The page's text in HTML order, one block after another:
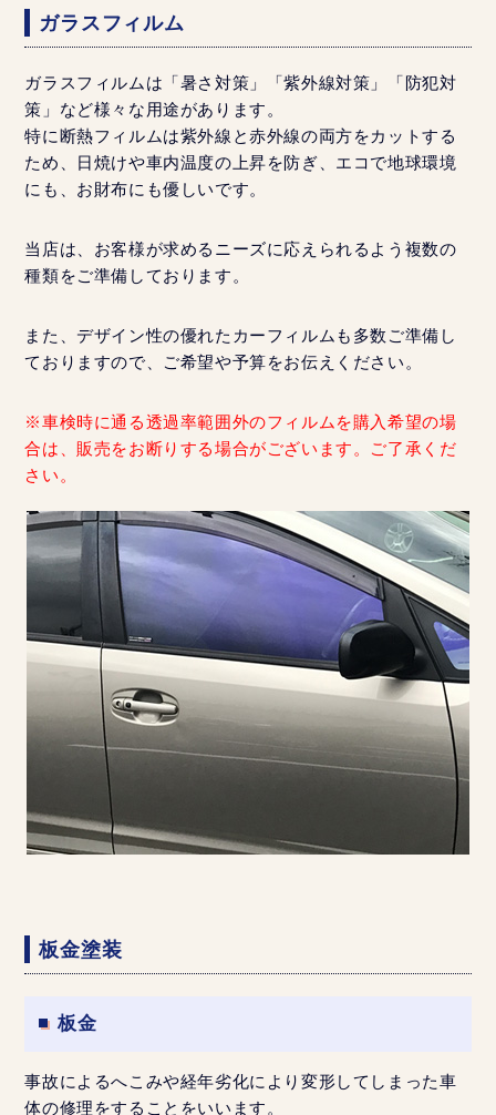
ガラスフィルム
ガラスフィルムは「暑さ対策」「紫外線対策」「防犯対
策」など様々な用途があります。
特に断熱フィルムは紫外線と赤外線の両方をカットする
ため、日焼けや車内温度の上昇を防ぎ、エコで地球環境
にも、お財布にも優しいです。
当店は、お客様が求めるニーズに応えられるよう複数の
種類をご準備しております。
また、デザイン性の優れたカーフィルムも多数ご準備し
ておりますので、ご希望や予算をお伝えください。
※車検時に通る透過率範囲外のフィルムを購入希望の場
合は、販売をお断りする場合がございます。ご了承くだ
さい。
板金塗装
板金
事故によるへこみや経年劣化により変形してしまった車
体の修理をすることをいいます。